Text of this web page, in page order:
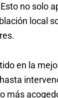
no solo
local
en la
más